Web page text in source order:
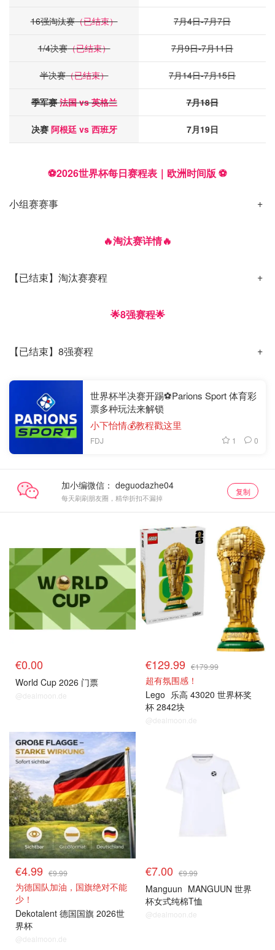
16强淘汰赛（已结束） 7月4日-7月7日
1/4决赛（已结束） 7月9日-7月11日
半决赛（已结束） 7月14日-7月15日
季军赛法国 vs 英格兰 7月18日
决赛 阿根廷 vs 西班牙 7月19日
⚽2026世界杯每日赛程表｜欧洲时间版 ⚽
小组赛赛事
🔥淘汰赛详情🔥
【已结束】淘汰赛赛程
🌟8强赛程🌟
【已结束】8强赛程
世界杯半决赛开踢⚽️Parions Sport 体育彩
票多种玩法来解锁
小下怡情💰教程戳这里
FDJ 1 0
加小编微信：
每天刷刷朋友圈，精华折扣不漏掉
复制
€0.00
World Cup 2026 门票
@dealmoon.de
€129.99 €179.99
超有氛围感！
Lego 乐高 43020 世界杯奖
杯 2842块
@dealmoon.de
€4.99 €9.99
为德国队加油，国旗绝对不能
少！
Dekotalent 德国国旗 2026世
界杯
@dealmoon.de
€7.00 €9.99
Manguun MANGUUN 世界
杯女式纯棉T恤
@dealmoon.de